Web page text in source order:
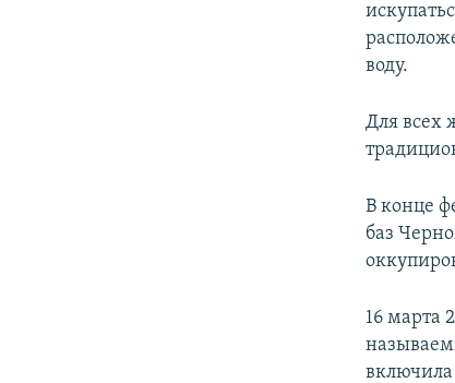
воду.
Для всех
В конце
баз
16 марта